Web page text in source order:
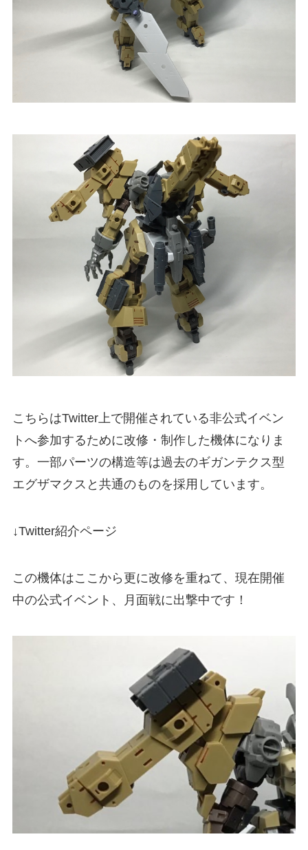
こちらはTwitter上で開催されている非公式イベン
トへ参加するために改修・制作した機体になりま
す。一部パーツの構造等は過去のギガンテクス型
エグザマクスと共通のものを採用しています。
↓Twitter紹介ページ
この機体はここから更に改修を重ねて、現在開催
中の公式イベント、月面戦に出撃中です！